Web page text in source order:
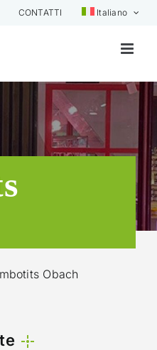
CONTATTI Italiano
Obach